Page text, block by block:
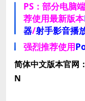
PS：部分电脑
荐使用最新版本
器/射手影音播
强烈推荐使用
简体中文版本官
N